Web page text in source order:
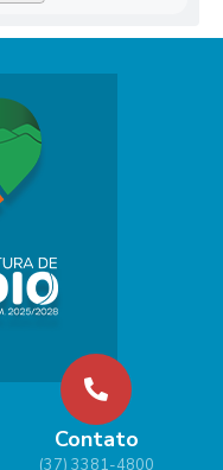
Contato
(37) 3381-4800